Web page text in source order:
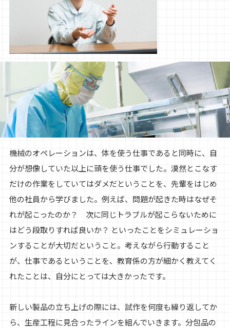
機械のオペレーションは、体を使う仕事であると同時に、自
分が想像していた以上に頭を使う仕事でした。漠然とこなす
だけの作業をしていてはダメだということを、先輩をはじめ
他の社員から学びました。例えば、問題が起きた時はなぜそ
れが起こったのか？ 次に同じトラブルが起こらないために
はどう段取りすれば良いか？ といったことをシミュレーショ
ンすることが大切だということ。考えながら行動すること
が、仕事であるということを、教育係の方が細かく教えてく
れたことは、自分にとっては大きかったです。
新しい製品の立ち上げの際には、試作を何度も繰り返してか
ら、生産工程に見合ったラインを組んでいきます。分包品の